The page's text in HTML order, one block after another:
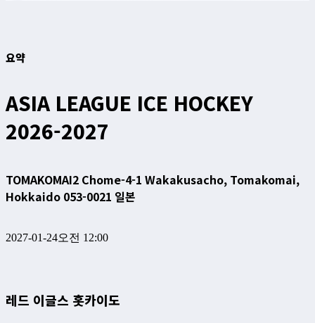
요약
ASIA LEAGUE ICE HOCKEY
2026-2027
TOMAKOMAI2 Chome-4-1 Wakakusacho, Tomakomai,
Hokkaido 053-0021 일본
2027-01-24오전 12:00
레드 이글스 홋카이도